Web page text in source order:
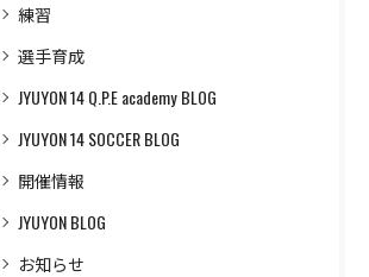
練習
選手育成
JYUYON 14 Q.P.E academy BLOG
JYUYON 14 SOCCER BLOG
開催情報
JYUYON BLOG
お知らせ